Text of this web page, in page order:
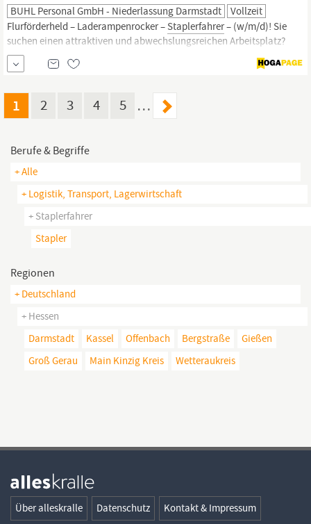
BUHL Personal GmbH - Niederlassung Darmstadt
Vollzeit
Flurförderheld – Laderampenrocker – Staplerfahrer– (w/m/d)! Sie
suchen einen attraktiven und abwechslungsreichen Arbeitsplatz?
Dann kommen Sie in unser Team und freuen Sie sich auf
spannende Einsätze im Rahmen der Arbeitnehmerüberlassung als
namhaften Kunden aus den...
1 2 3 4 5 …
Berufe & Begriffe
+ Alle
+ Logistik, Transport, Lagerwirtschaft
+ Staplerfahrer
Stapler
Regionen
+ Deutschland
+ Hessen
Darmstadt
Kassel Offenbach Bergstraße
Gießen
Groß Gerau
Main Kinzig Kreis Wetteraukreis
Über alleskralle Datenschutz Kontakt & Impressum